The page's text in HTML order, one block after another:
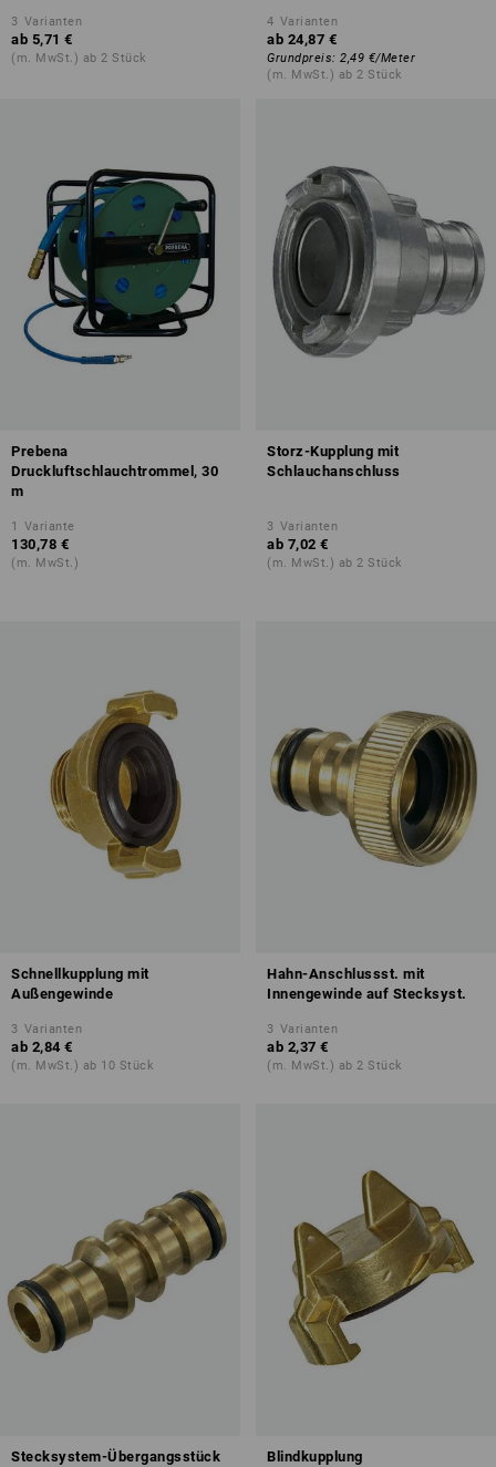
3 Varianten
ab 5,71 €
(m. MwSt.) ab 2 Stück
4 Varianten
ab 24,87 €
Grundpreis: 2,49 €/Meter
(m. MwSt.) ab 2 Stück
Prebena
Druckluftschlauchtrommel, 30
m
1 Variante
130,78 €
(m. MwSt.)
Storz-Kupplung mit
Schlauchanschluss
3 Varianten
ab 7,02 €
(m. MwSt.) ab 2 Stück
Schnellkupplung mit
Außengewinde
3 Varianten
ab 2,84 €
(m. MwSt.) ab 10 Stück
Hahn-Anschlussst. mit
Innengewinde auf Stecksyst.
3 Varianten
ab 2,37 €
(m. MwSt.) ab 2 Stück
Stecksystem-Übergangsstück Blindkupplung